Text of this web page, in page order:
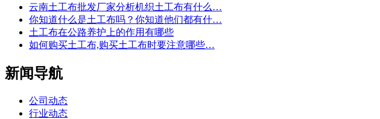
云南土工布批发厂家分析机织土工布有什么…
你知道什么是土工布吗？你知道他们都有什…
土工布在公路养护上的作用有哪些
如何购买土工布,购买土工布时要注意哪些…
新闻导航
公司动态
行业动态